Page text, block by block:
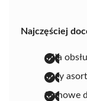
Najczęściej
miła
duży
fachowe